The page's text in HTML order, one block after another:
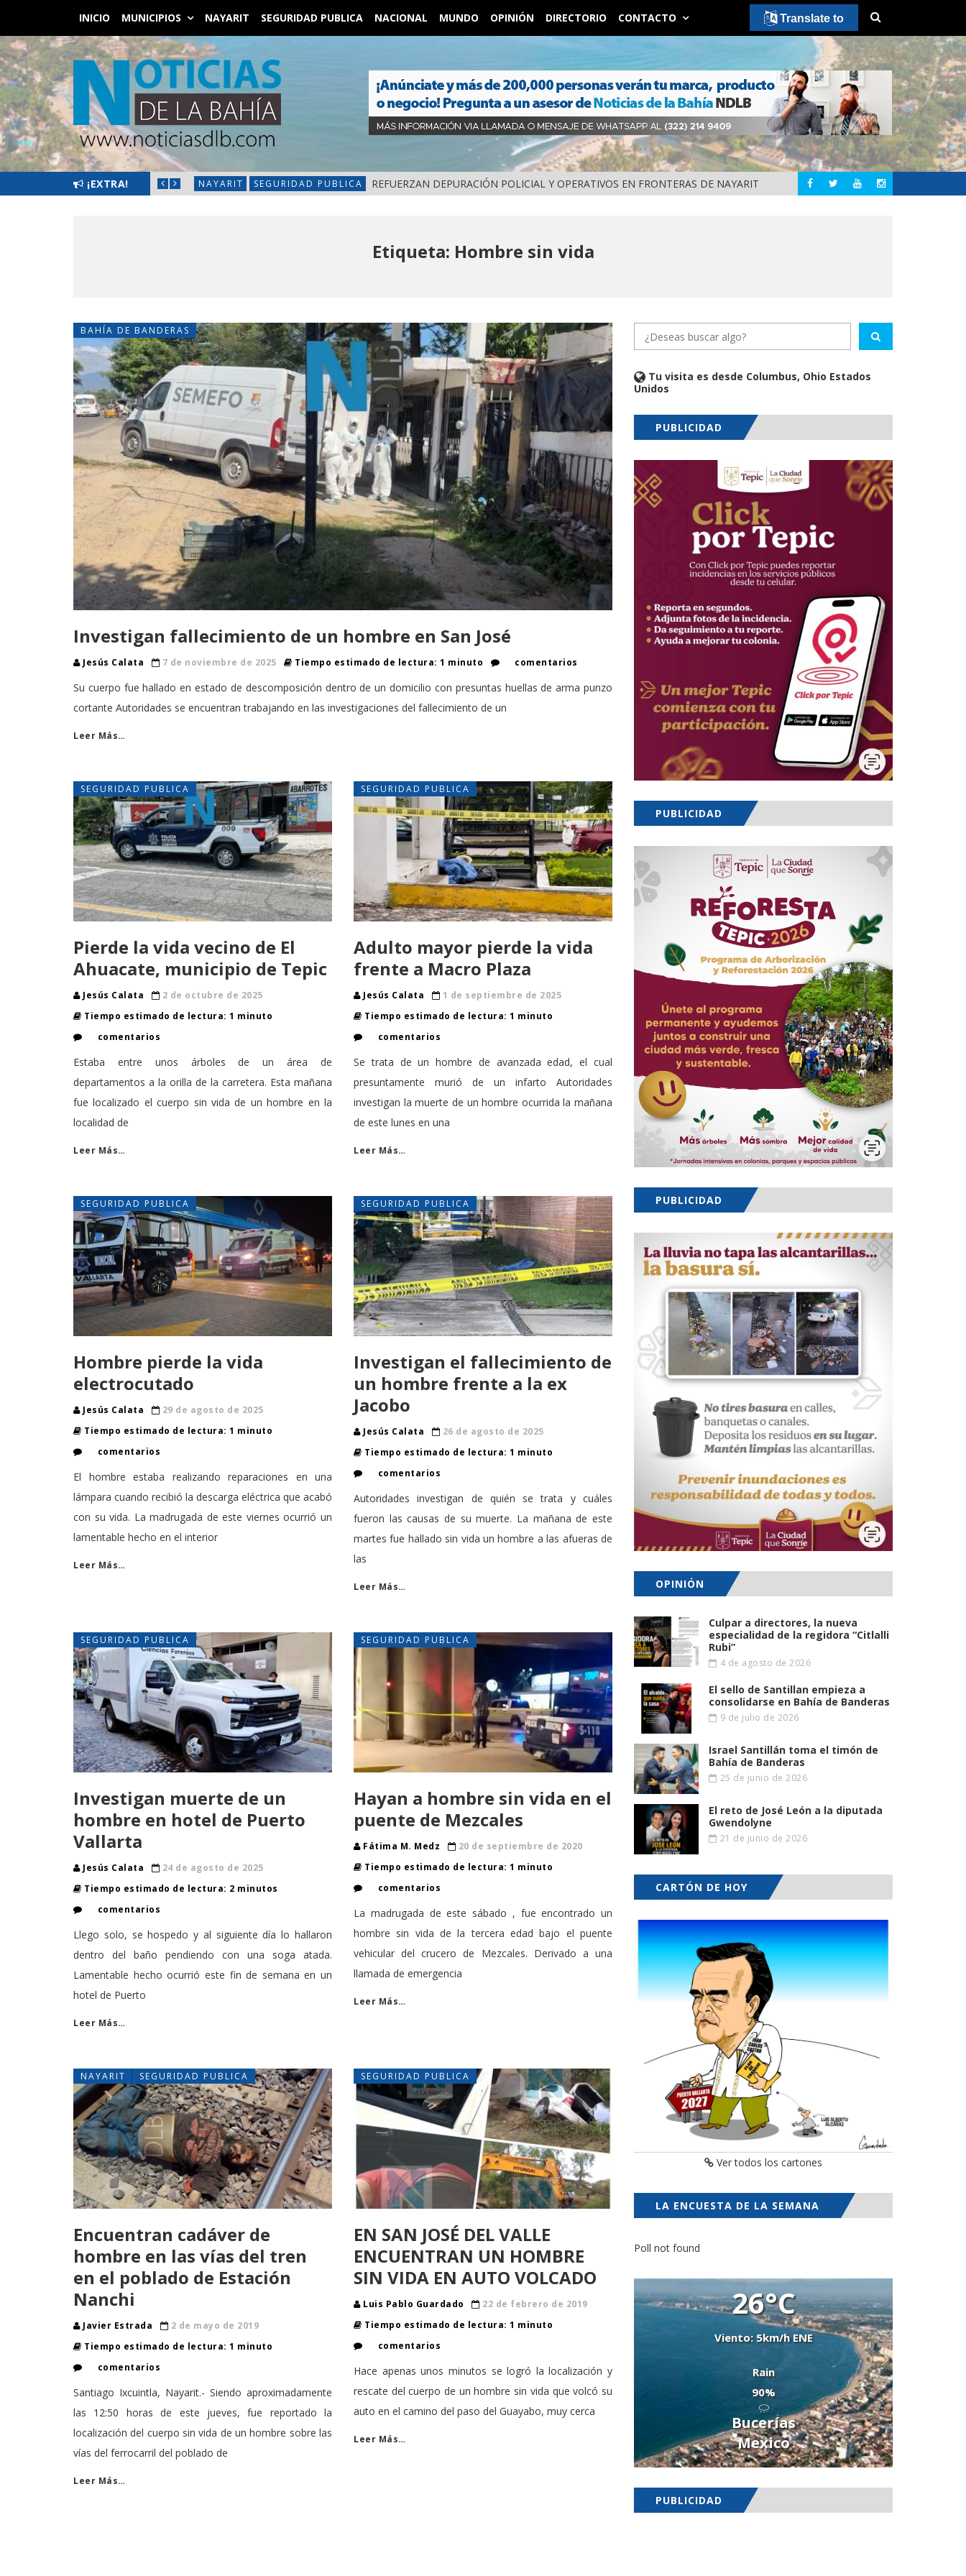
INICIO MUNICIPIOS NAYARIT SEGURIDAD PUBLICA NACIONAL MUNDO OPINIÓN DIRECTORIO CONTACTO
¡EXTRA!
EN BAHÍA DE BANDERAS NAYARIT SEGURIDAD PUBLICA REFUERZAN DEPURACIÓN POLICIAL Y OPERATIVOS EN FRONTERAS DE NAYARIT NAYARIT MUNICIPIOS DE
Etiqueta: Hombre sin vida
BAHÍA DE BANDERAS
Investigan fallecimiento de un hombre en San José
Jesús Calata 7 de noviembre de 2025 Tiempo estimado de lectura: 1 minuto comentarios
Su cuerpo fue hallado en estado de descomposición dentro de un domicilio con presuntas huellas de arma punzo
cortante Autoridades se encuentran trabajando en las investigaciones del fallecimiento de un
Leer Más…
SEGURIDAD PUBLICA
Pierde la vida vecino de El
Ahuacate, municipio de Tepic
Jesús Calata
2 de octubre de 2025
Tiempo estimado de lectura: 1 minuto
comentarios
Estaba entre unos árboles de un área de
departamentos a la orilla de la carretera. Esta mañana
fue localizado el cuerpo sin vida de un hombre en la
localidad de
Leer Más…
SEGURIDAD PUBLICA
Adulto mayor pierde la vida
frente a Macro Plaza
Jesús Calata
1 de septiembre de 2025
Tiempo estimado de lectura: 1 minuto
comentarios
Se trata de un hombre de avanzada edad, el cual
presuntamente murió de un infarto Autoridades
investigan la muerte de un hombre ocurrida la mañana
de este lunes en una
Leer Más…
SEGURIDAD PUBLICA
Hombre pierde la vida
electrocutado
Jesús Calata
29 de agosto de 2025
Tiempo estimado de lectura: 1 minuto
comentarios
El hombre estaba realizando reparaciones en una
lámpara cuando recibió la descarga eléctrica que acabó
con su vida. La madrugada de este viernes ocurrió un
lamentable hecho en el interior
Leer Más…
SEGURIDAD PUBLICA
Investigan el fallecimiento de
un hombre frente a la ex
Jacobo
Jesús Calata
26 de agosto de 2025
Tiempo estimado de lectura: 1 minuto
comentarios
Autoridades investigan de quién se trata y cuáles
fueron las causas de su muerte. La mañana de este
martes fue hallado sin vida un hombre a las afueras de
las
Leer Más…
SEGURIDAD PUBLICA
Investigan muerte de un
hombre en hotel de Puerto
Vallarta
Jesús Calata
24 de agosto de 2025
Tiempo estimado de lectura: 2 minutos
comentarios
Llego solo, se hospedo y al siguiente día lo hallaron
dentro del baño pendiendo con una soga atada.
Lamentable hecho ocurrió este fin de semana en un
hotel de Puerto
Leer Más…
SEGURIDAD PUBLICA
Hayan a hombre sin vida en el
puente de Mezcales
Fátima M. Medz
20 de septiembre de 2020
Tiempo estimado de lectura: 1 minuto
comentarios
La madrugada de este sábado , fue encontrado un
hombre sin vida de la tercera edad bajo el puente
vehicular del crucero de Mezcales. Derivado a una
llamada de emergencia
Leer Más…
NAYARIT SEGURIDAD PUBLICA
Encuentran cadáver de
hombre en las vías del tren
en el poblado de Estación
Nanchi
Javier Estrada
2 de mayo de 2019
Tiempo estimado de lectura: 1 minuto
comentarios
Santiago Ixcuintla, Nayarit.- Siendo aproximadamente
las 12:50 horas de este jueves, fue reportado la
localización del cuerpo sin vida de un hombre sobre las
vías del ferrocarril del poblado de
Leer Más…
SEGURIDAD PUBLICA
EN SAN JOSÉ DEL VALLE
ENCUENTRAN UN HOMBRE
SIN VIDA EN AUTO VOLCADO
Luis Pablo Guardado
22 de febrero de 2019
Tiempo estimado de lectura: 1 minuto
comentarios
Hace apenas unos minutos se logró la localización y
rescate del cuerpo de un hombre sin vida que volcó su
auto en el camino del paso del Guayabo, muy cerca
Leer Más…
Tu visita es desde Columbus, Ohio Estados
Unidos
PUBLICIDAD
PUBLICIDAD
PUBLICIDAD
OPINIÓN
Culpar a directores, la nueva
especialidad de la regidora “Citlalli
Rubi”
4 de agosto de 2026
El sello de Santillan empieza a
consolidarse en Bahía de Banderas
9 de julio de 2026
Israel Santillán toma el timón de
Bahía de Banderas
25 de junio de 2026
El reto de José León a la diputada
Gwendolyne
21 de junio de 2026
CARTÓN DE HOY
Ver todos los cartones
LA ENCUESTA DE LA SEMANA
Poll not found
26°C
Viento: 5km/h ENE
Rain
90%
Bucerías
Mexico
PUBLICIDAD
Translate to